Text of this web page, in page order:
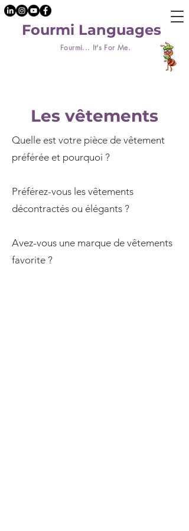
Fourmi... It's For Me.
Fourmi Languages
Les vêtements
Quelle est votre pièce de vêtement
préférée et pourquoi ?
Préférez-vous les vêtements
décontractés ou élégants ?
Avez-vous une marque de vêtements
favorite ?